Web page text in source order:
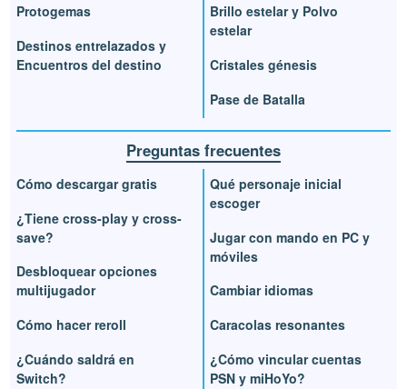
Protogemas
Destinos entrelazados y
Encuentros del destino
Brillo estelar y Polvo
estelar
Cristales génesis
Pase de Batalla
Preguntas frecuentes
Cómo descargar gratis
¿Tiene cross-play y cross-
save?
Desbloquear opciones
multijugador
Cómo hacer reroll
¿Cuándo saldrá en
Switch?
Qué personaje inicial
escoger
Jugar con mando en PC y
móviles
Cambiar idiomas
Caracolas resonantes
¿Cómo vincular cuentas
PSN y miHoYo?